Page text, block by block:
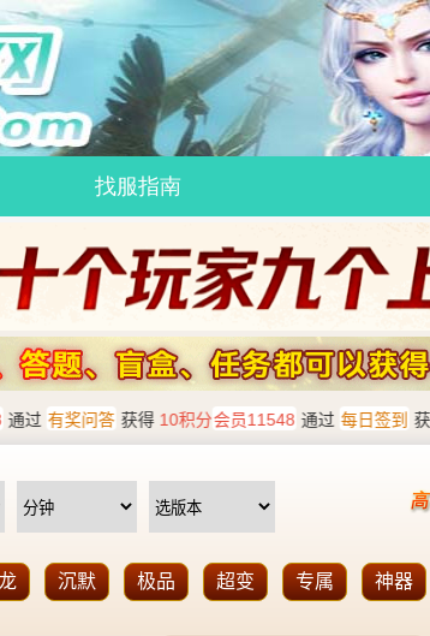
找服指南